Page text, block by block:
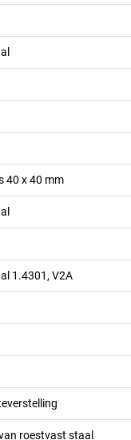
40 x 40 mm
1.4301, V2A
roestvast staal